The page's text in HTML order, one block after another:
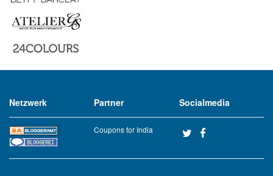
Netzwerk Partner
Coupons for India
Socialmedia